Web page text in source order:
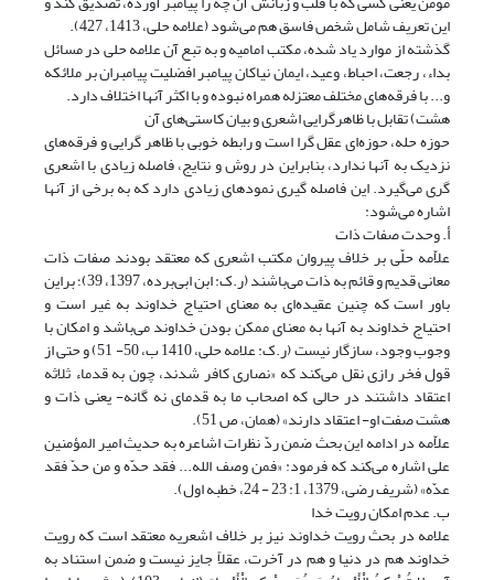
این تعریف شامل شخص فاسق هم می‌شود (علامه حلی، 1413، 427).
گذشته از موارد یاد شده، مکتب امامیه و به تبع آن علامه حلی در مسائل
بداء، رجعت، احباط، وعید، ایمان نیاکان پیامبر افضلیت پیامبران بر ملائکه
و... با فرقه‌های مختلف معتزله همراه نبوده و با اکثر آنها اختلاف دارد.
هشت) تقابل با ظاهرگرایی اشعری و بیان کاستی‌های آن
حوزه حله، حوزه‌ای عقل گرا است و رابطه خوبی با ظاهر گرایی و فرقه‌های
نزدیک به آنها ندارد، بنابراین در روش و نتایج، فاصله زیادی با اشعری
گری می‌گیرد. این فاصله گیری نمود‌های زیادی دارد که به برخی از آنها
اشاره می‌شود:
أ. وحدت صفات ذات
علاّمه حلّی بر خلاف پیروان مکتب اشعری که معتقد بودند صفات ذات
معانی قدیم و قائم به ذات می‌باشند (ر.ک: ابن ابی‌برده، 1397، 39)؛ براین
باور است که چنین عقیده‌ای به معنای احتیاج خداوند به غیر است و
احتیاج خداوند به آنها به معنای ممکن بودن خداوند می‌باشد و امکان با
وجوب وجود، سازگار نیست (ر.ک: علامه حلی، 1410 ب، 50- 51) و حتی از
قول فخر رازی نقل می‌کند که «نصاری کافر شدند، چون به قدماء ثلاثه
اعتقاد داشتند در حالی که اصحاب ما به قدمای نه گانه- یعنی ذات و
هشت صفت او- اعتقاد دارند» (همان، ص 51).
علاّمه در ادامه این بحث ضمن ردّ نظرات اشاعره به حدیث امیر المؤمنین
علی ‌اشاره می‌کند که فرمود: «فمن وصف الله... فقد حدّه و من حدّ فقد
عدّه» (شریف رضی، 1379، 1: 23 - 24، خطبه اول).
ب. عدم امکان رویت خدا
علامه در بحث رویت خداوند نیز بر خلاف اشعریه معتقد است که رویت
خداوند هم در دنیا و هم در آخرت، عقلاً جایز نیست و ضمن استناد به